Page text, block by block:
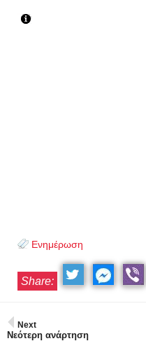
Ενημέρωση
Share:
Next
Νεότερη ανάρτηση